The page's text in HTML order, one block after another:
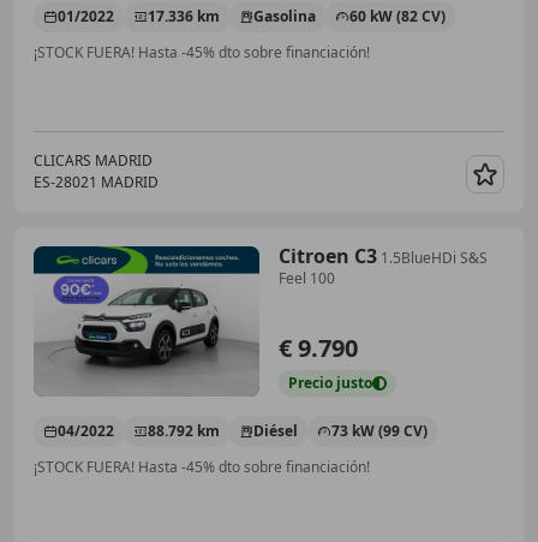
01/2022 17.336 km Gasolina
60 kW (82 CV)
¡STOCK FUERA! Hasta -45% dto sobre financiación!
CLICARS MADRID
ES-28021 MADRID
Citroen C3 1.5BlueHDi S&S
Feel 100
€ 9.790
Precio justo
04/2022 88.792 km Diésel
73 kW (99 CV)
¡STOCK FUERA! Hasta -45% dto sobre financiación!